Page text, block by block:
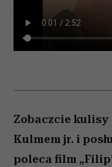
Zobaczcie kulisy
Kulmem jr. i
poleca film